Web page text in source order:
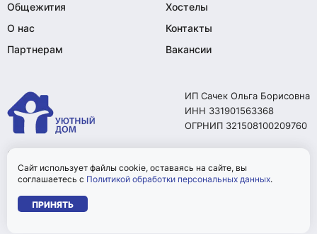
ИП Сачек Ольга Борисовна
ИНН 331901563368
ОГРНИП 321508100209760
© 2026. Все права
защищены.
Сделано в Brainmarket
Общежития
Хостелы
О нас
Контакты
Партнерам
Вакансии
Сайт использует файлы cookie, оставаясь на сайте, вы
соглашаетесь с Политикой обработки персональных данных.
ПРИНЯТЬ